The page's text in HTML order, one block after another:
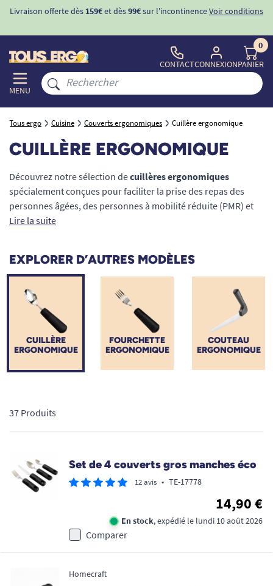
-10%avec le code "BIENVENUE" pourla 1ère commande
MENU
CONTACTCONNEXION
0
PANIER
Tous ergo Cuisine Couverts ergonomiques Cuillère ergonomique
CUILLÈRE ERGONOMIQUE
Découvrez notre sélection decuillères ergonomiques
spécialement conçues pour faciliter la prise des repas des
personnes âgées, des personnes à mobilité réduite (PMR) et
des patients souffrant de troubles de la préhension. Une
la perte de force, la raideur articulaire ou les tremblements.
Qu'elle soit dotée d'un manche épaissi, d'un embout coudé
ou d'un système de lestage, elle redonne un maximum
d'autonomie et de dignité à table. Explorez notre gamme
complète pour trouver la solution correspondant à vos
besoins ou à ceux de votre proche.
Lire la suite
EXPLORER D’AUTRES MODÈLES
FOURCHETTE
ERGONOMIQUE
COUTEAU
ERGONOMIQUE
CUILLÈRE
ERGONOMIQUE
37 Produits
Set de 4 couverts gros manches éco
12 avis • TE-17778
14,90 €
En stock, expédié le lundi 10 août 2026
Comparer
Homecraft